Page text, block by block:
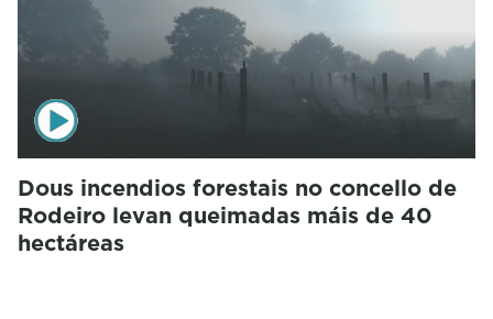
Dous incendios forestais no concello de
Rodeiro levan queimadas máis de 40
hectáreas